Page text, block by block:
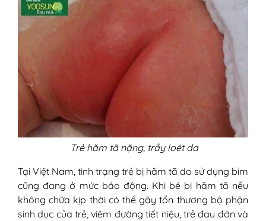
Trẻ hăm tã nặng, trầy loét da
Tại Việt Nam, tình trạng trẻ bị hăm tã do sử dụng bỉm
cũng đang ở mức báo động. Khi bé bị hăm tã nếu
không chữa kịp thời có thể gây tổn thương bộ phận
sinh dục của trẻ, viêm đường tiết niệu, trẻ đau đớn và